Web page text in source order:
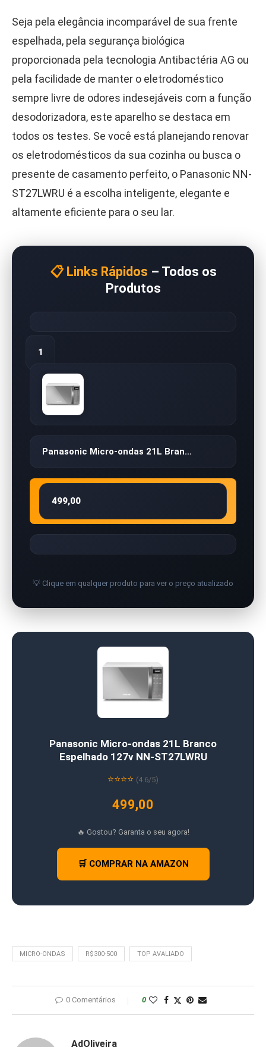
Seja pela elegância incomparável de sua frente
espelhada, pela segurança biológica
proporcionada pela tecnologia Antibactéria AG ou
pela facilidade de manter o eletrodoméstico
sempre livre de odores indesejáveis com a função
desodorizadora, este aparelho se destaca em
todos os testes. Se você está planejando renovar
os eletrodomésticos da sua cozinha ou busca o
presente de casamento perfeito, o Panasonic NN-
ST27LWRU é a escolha inteligente, elegante e
altamente eficiente para o seu lar.
📋 Links Rápidos – Todos os
Produtos
1
Panasonic Micro-ondas 21L Bran…
499,00
💡 Clique em qualquer produto para ver o preço atualizado
Panasonic Micro-ondas 21L Branco
Espelhado 127v NN-ST27LWRU
⭐⭐⭐⭐ (4.6/5)
499,00
🔥 Gostou? Garanta o seu agora!
🛒 COMPRAR NA AMAZON
MICRO-ONDAS R$300-500 TOP AVALIADO
0 Comentários 0
AdOliveira